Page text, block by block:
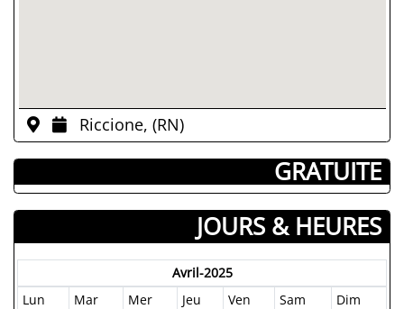
Riccione, (RN)
­ GRATUITE
JOURS & HEURES
Avril-2025
Lun
Mar Mer Jeu Ven Sam
Dim